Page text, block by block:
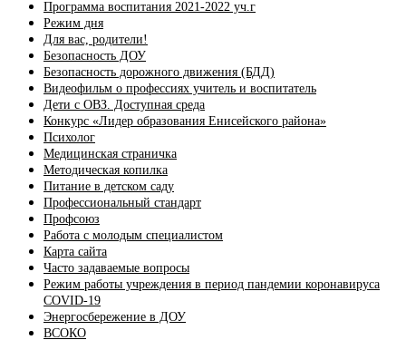
Программа воспитания 2021-2022 уч.г
Режим дня
Для вас, родители!
Безопасность ДОУ
Безопасность дорожного движения (БДД)
Видеофильм о профессиях учитель и воспитатель
Дети с ОВЗ. Доступная среда
Конкурс «Лидер образования Енисейского района»
Психолог
Медицинская страничка
Методическая копилка
Питание в детском саду
Профессиональный стандарт
Профсоюз
Работа с молодым специалистом
Карта сайта
Часто задаваемые вопросы
Режим работы учреждения в период пандемии коронавируса
COVID-19
Энергосбережение в ДОУ
ВСОКО